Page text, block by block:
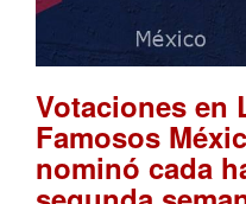
Votaciones en
Famosos
nominó cada